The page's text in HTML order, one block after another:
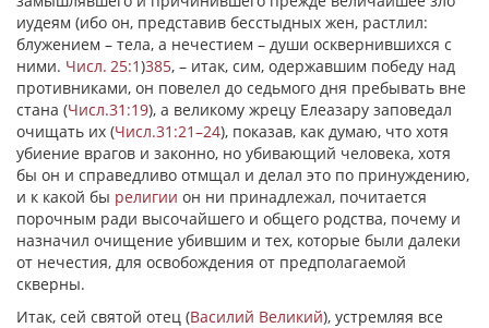
иудеям (ибо он, представив бесстыдных жен, растлил:
блужением – тела, а нечестием – души осквернившихся с
ними. Числ. 25:1)385, – итак, сим, одержавшим победу над
противниками, он повелел до седьмого дня пребывать вне
стана (Числ.31:19), а великому жрецу Елеазару заповедал
очищать их (Числ.31:21–24), показав, как думаю, что хотя
убиение врагов и законно, но убивающий человека, хотя
бы он и справедливо отмщал и делал это по принуждению,
и к какой бы религии он ни принадлежал, почитается
порочным ради высочайшего и общего родства, почему и
назначил очищение убившим и тех, которые были далеки
от нечестия, для освобождения от предполагаемой
скверны.
Итак, сей святой отец (Василий Великий), устремляя все